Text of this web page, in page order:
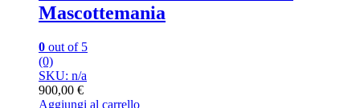
Mascottemania
0 out of 5
(0)
SKU: n/a
900,00 €
Aggiungi al carrello